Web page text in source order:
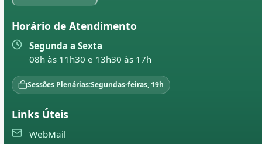
Horário de Atendimento
Segunda a Sexta
08h às 11h30 e 13h30 às 17h
Sessões Plenárias:Segundas-feiras, 19h
Links Úteis
WebMail